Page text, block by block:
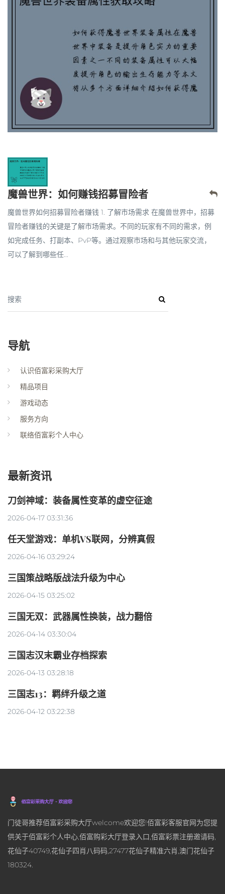
魔兽世界：如何赚钱招募冒险者
魔兽世界如何招募冒险者赚钱 1. 了解市场需求 在魔兽世界中，招募
冒险者赚钱的关键是了解市场需求。不同的玩家有不同的需求，例
如完成任务、打副本、PvP等。通过观察市场和与其他玩家交流，
可以了解到哪些任...
搜索
导航
认识佰富彩采购大厅
精品项目
游戏动态
服务方向
联络佰富彩个人中心
最新资讯
刀剑神域：装备属性变革的虚空征途
2026-04-17 03:31:36
任天堂游戏：单机VS联网，分辨真假
2026-04-16 03:29:24
三国策战略版战法升级为中心
2026-04-15 03:25:02
三国无双：武器属性换装，战力翻倍
2026-04-14 03:30:04
三国志汉末霸业存档探索
2026-04-13 03:28:18
三国志13：羁绊升级之道
2026-04-12 03:22:38
门徒哥推荐佰富彩采购大厅welcome欢迎您!佰富彩客服官网为您提
供关于佰富彩个人中心,佰富购彩大厅登录入口,佰富彩票注册邀请码,
花仙子40749,花仙子四肖八码码,27477花仙子精准六肖,澳门花仙子
180324.